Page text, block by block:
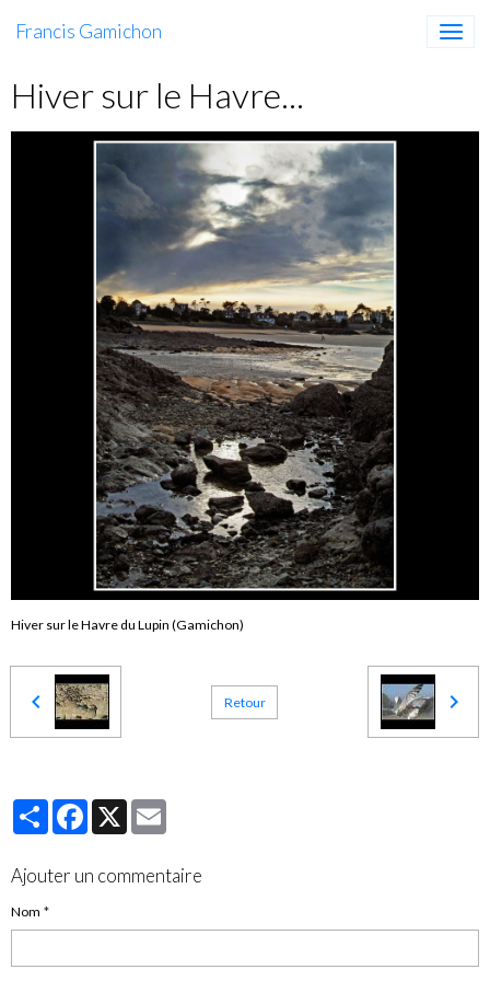
Francis Gamichon
Hiver sur le Havre...
Hiver sur le Havre du Lupin (Gamichon)
Retour
PartagerFacebook
X
Ajouter un commentaire
Nom